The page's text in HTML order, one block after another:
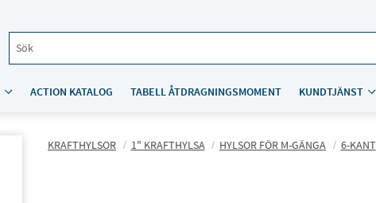
ACTION KATALOG TABELL ÅTDRAGNINGSMOMENT KUNDTJÄNST
KRAFTHYLSOR 1" KRAFTHYLSA HYLSOR FÖR M-GÄNGA 6-KANT